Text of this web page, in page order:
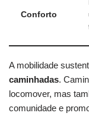
Conforto
A mobilidade
caminhadas.
⁤locomover,⁣ mas
comunidade e